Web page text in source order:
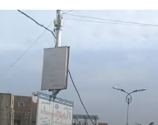
مليشيا الحوثي تشن حملة اختطافات
في مديرية الزاهر
المركز الأمريكي للعدالة يحذر من
الحوثيين عن اتفاق تبادل الأسرى